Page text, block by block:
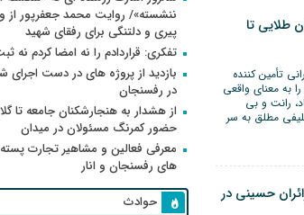
طلایی تا
تأمین کننده
به معنای واقعی
رانت و بی
در بلاتکلیفی مطلق به سر
حسینی در
پیری و دلتنگی برای رفقای شهید
تفکری: قراردادم را نه امضا کردم نه
بازدید از پروژه های در دست
در رفسنجان
از هشدار به هنجارشکنان جامعه تا
حضور کمرنگ مسئولان در میدان
معرفی فعالین و مشاهیر تجارت
های رفسنجان و انار
حوادث